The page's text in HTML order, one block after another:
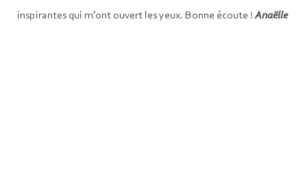
inspirantes qui m’ont ouvert les yeux. Bonne écoute !Anaëlle